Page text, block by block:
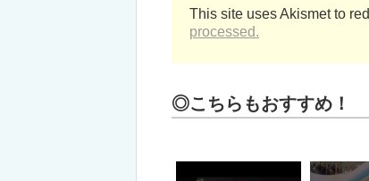
This site uses Akismet to
processed.
◎こちらもおすすめ！